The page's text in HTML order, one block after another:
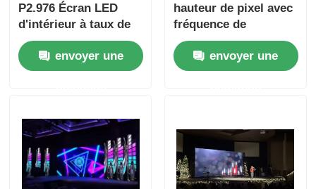
P2.976 Écran LED
d'intérieur à taux de
rafraîchissement
élevé, armoire de
connexion rigide pour
envoyer une
hauteur de pixel avec
fréquence de
rafraîchissement de
7680 Hz et armoire à
fonte sous pression
envoyer une